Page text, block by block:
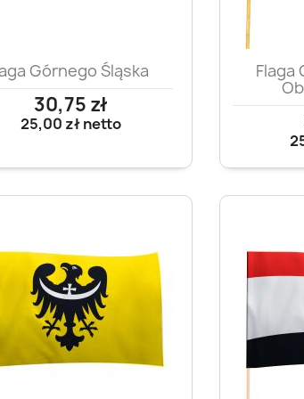
 Szybki podgląd
Górnego Śląska
30,75 zł
25,00 złnetto

Flaga